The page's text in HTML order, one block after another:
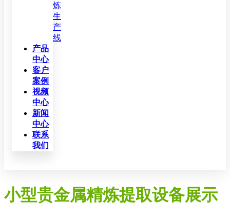
炼
生
产
线
产品
中心
客户
案例
视频
中心
新闻
中心
联系
我们
小型贵金属精炼提取设备展示